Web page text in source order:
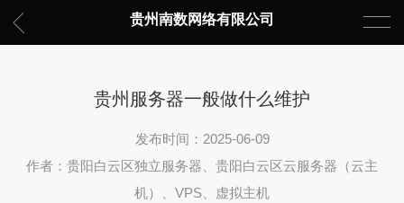
贵州南数网络有限公司
贵州服务器一般做什么维护
发布时间：2025-06-09
作者：贵阳白云区独立服务器、贵阳白云区云服务器（云主
机）、VPS、虚拟主机